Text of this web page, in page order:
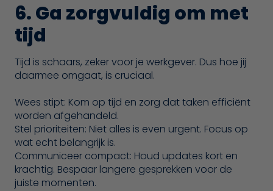
6. Ga zorgvuldig om met
tijd
Tijd is schaars, zeker voor je werkgever. Dus hoe jij
daarmee omgaat, is cruciaal.
Wees stipt: Kom op tijd en zorg dat taken efficiënt
worden afgehandeld.
Stel prioriteiten: Niet alles is even urgent. Focus op
wat echt belangrijk is.
Communiceer compact: Houd updates kort en
krachtig. Bespaar langere gesprekken voor de
juiste momenten.